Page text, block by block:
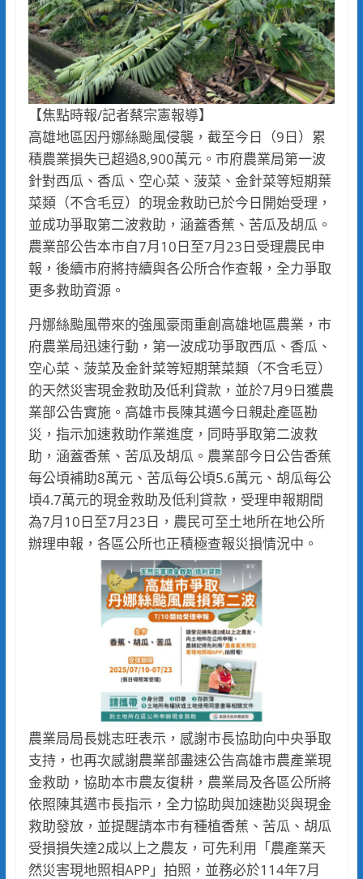
【焦點時報/記者蔡宗憲報導】
高雄地區因丹娜絲颱風侵襲，截至今日（9日）累
積農業損失已超過8,900萬元。市府農業局第一波
針對西瓜、香瓜、空心菜、菠菜、金針菜等短期葉
菜類（不含毛豆）的現金救助已於今日開始受理，
並成功爭取第二波救助，涵蓋香蕉、苦瓜及胡瓜。
農業部公告本市自7月10日至7月23日受理農民申
報，後續市府將持續與各公所合作查報，全力爭取
更多救助資源。
丹娜絲颱風帶來的強風豪雨重創高雄地區農業，市
府農業局迅速行動，第一波成功爭取西瓜、香瓜、
空心菜、菠菜及金針菜等短期葉菜類（不含毛豆）
的天然災害現金救助及低利貸款，並於7月9日獲農
業部公告實施。高雄市長陳其邁今日親赴產區勘
災，指示加速救助作業進度，同時爭取第二波救
助，涵蓋香蕉、苦瓜及胡瓜。農業部今日公告香蕉
每公頃補助8萬元、苦瓜每公頃5.6萬元、胡瓜每公
頃4.7萬元的現金救助及低利貸款，受理申報期間
為7月10日至7月23日，農民可至土地所在地公所
辦理申報，各區公所也正積極查報災損情況中。
農業局局長姚志旺表示，感謝市長協助向中央爭取
支持，也再次感謝農業部盡速公告高雄市農產業現
金救助，協助本市農友復耕，農業局及各區公所將
依照陳其邁市長指示，全力協助與加速勘災與現金
救助發放，並提醒請本市有種植香蕉、苦瓜、胡瓜
受損損失達2成以上之農友，可先利用「農產業天
然災害現地照相APP」拍照，並務必於114年7月